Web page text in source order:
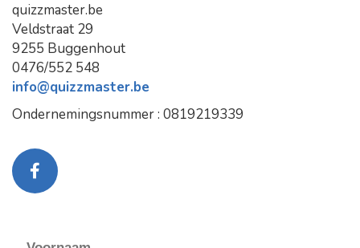
quizzmaster.be
Veldstraat 29
9255 Buggenhout
0476/552 548
info@quizzmaster.be
Ondernemingsnummer : 0819219339